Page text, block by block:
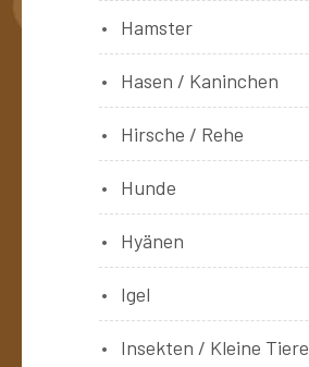
Hamster
Hasen / Kaninchen
Hirsche / Rehe
Hunde
Hyänen
Igel
Insekten / Kleine Tiere